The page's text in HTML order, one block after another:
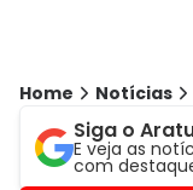
Home Notícias
Siga o
E veja as
com